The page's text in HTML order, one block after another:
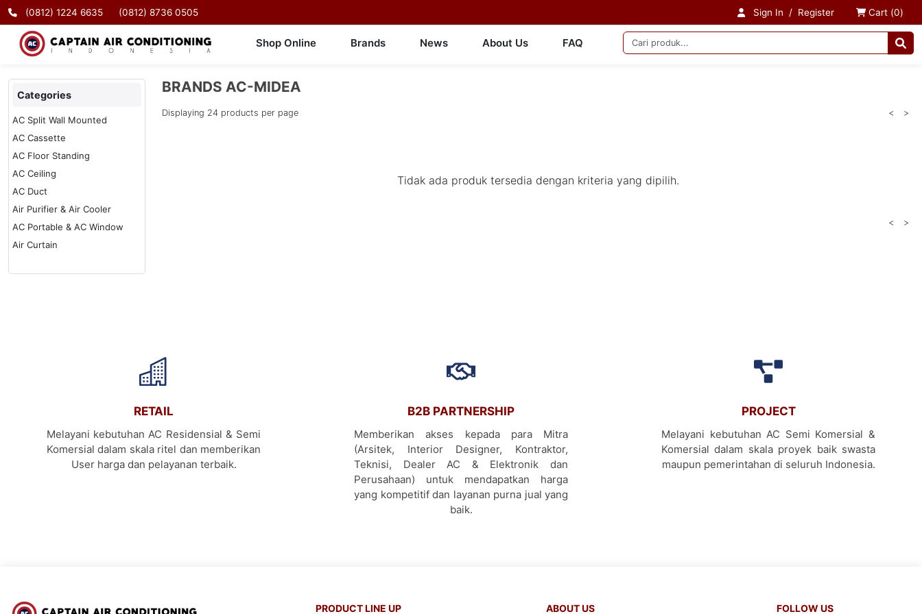
(0812) 1224 6635 (0812) 8736 0505 Sign In / Register Cart (0)
Shop Online Brands News About Us FAQ
Categories
AC Split Wall Mounted
AC Cassette
AC Floor Standing
AC Ceiling
AC Duct
Air Purifier & Air Cooler
AC Portable & AC Window
Air Curtain
BRANDS AC-MIDEA
Displaying 24 products per page < >
Tidak ada produk tersedia dengan kriteria yang dipilih.
< >
RETAIL
Melayani kebutuhan AC Residensial & Semi
Komersial dalam skala ritel dan memberikan
User harga dan pelayanan terbaik.
B2B PARTNERSHIP
Memberikan akses kepada para Mitra
(Arsitek, Interior Designer, Kontraktor,
Teknisi, Dealer AC & Elektronik dan
Perusahaan) untuk mendapatkan harga
yang kompetitif dan layanan purna jual yang
baik.
PROJECT
Melayani kebutuhan AC Semi Komersial &
Komersial dalam skala proyek baik swasta
maupun pemerintahan di seluruh Indonesia.
PRODUCT LINE UP ABOUT US FOLLOW US